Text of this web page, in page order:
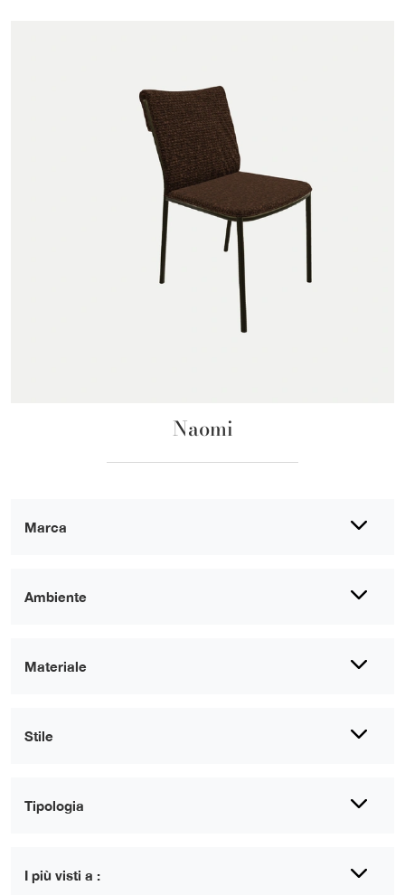
Marca
Ambiente
Materiale
Stile
Tipologia
I più visti a :
Naomi